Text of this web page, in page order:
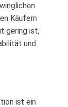
Käufern
gering ist,
und
ist ein